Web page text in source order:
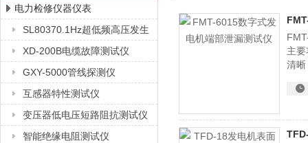
上海徐吉电气有限公司
电力检修仪器仪表
SL80370.1Hz超低频高压发生
器
XD-200B电缆故障测试仪
GXY-5000管线探测仪
互感器特性测试仪
变压器低电压短路阻抗测试仪
智能绝缘电阻测试仪
主
清